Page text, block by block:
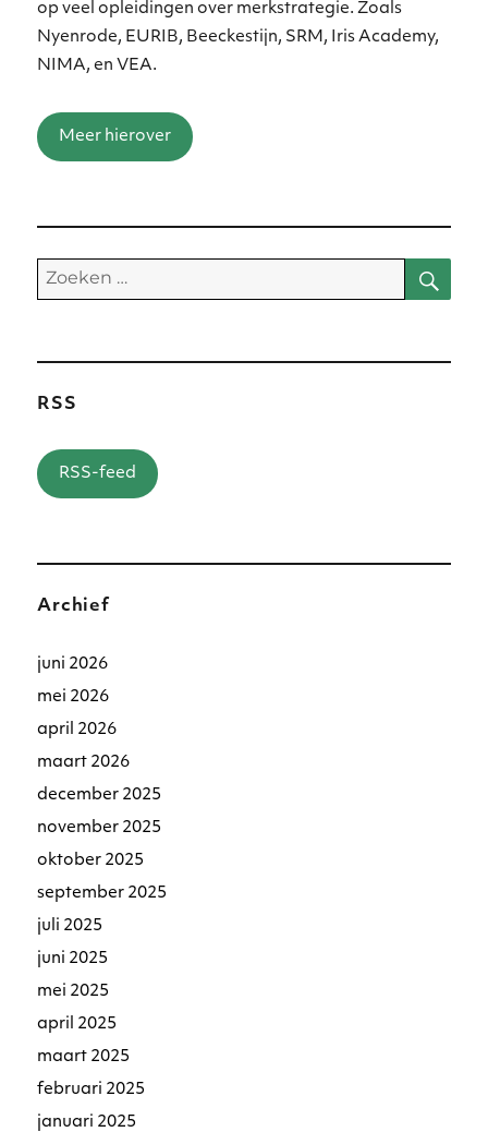
op veel opleidingen over merkstrategie. Zoals
Nyenrode, EURIB, Beeckestijn, SRM, Iris Academy,
NIMA, en VEA.
Meer hierover
Zoeken
naar:
RSS
RSS-feed
Archief
juni 2026
mei 2026
april 2026
maart 2026
december 2025
november 2025
oktober 2025
september 2025
juli 2025
juni 2025
mei 2025
april 2025
maart 2025
februari 2025
januari 2025